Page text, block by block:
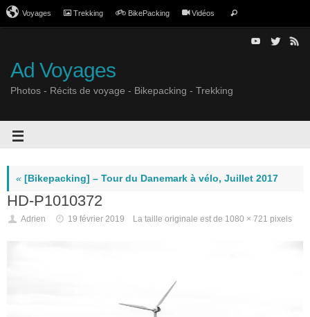
Voyages Trekking BikePacking Vidéos
Ad Voyages
Photos - Récits de voyage - Bikepacking - Trekking
« [Bikepacking] – Tour du Danemark à vélo, Juillet 2017
HD-P1010372
Adrien 19 février 2019 La taille originale est de 1080 × 721 pixels